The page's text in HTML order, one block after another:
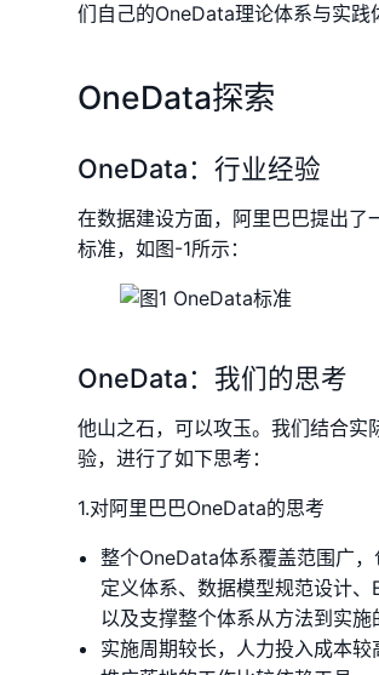
们自己的OneData理论体系与实践
OneData探索
OneData：行业经验
在数据建设方面，阿里巴巴提出了
标准，如图-1所示：
OneData：我们的思考
他山之石，可以攻玉。我们结合实
验，进行了如下思考：
1.对阿里巴巴OneData的思考
整个OneData体系覆盖范围广
定义体系、数据模型规范设计、
以及支撑整个体系从方法到实施
实施周期较长，人力投入成本较